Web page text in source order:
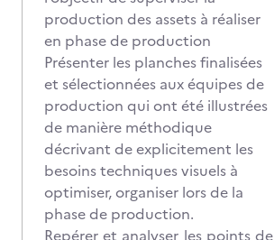
production des assets à réaliser
en phase de production
Présenter les planches finalisées
et sélectionnées aux équipes de
production qui ont été illustrées
de manière méthodique
décrivant de explicitement les
besoins techniques visuels à
optimiser, organiser lors de la
phase de production.
Repérer et analyser les points de